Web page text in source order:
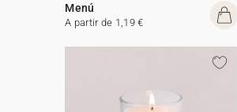
Menú
A partir de 1,19 €